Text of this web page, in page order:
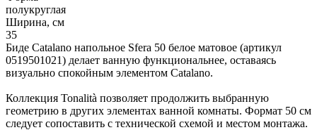
полукруглая
Ширина, см
35
Биде Catalano напольное Sfera 50 белое матовое (артикул
0519501021) делает ванную функциональнее, оставаясь
визуально спокойным элементом Catalano.
Коллекция Tonalità позволяет продолжить выбранную
геометрию в других элементах ванной комнаты. Формат 50 см
следует сопоставить с технической схемой и местом монтажа.